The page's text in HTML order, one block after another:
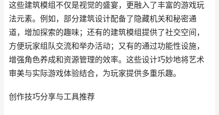
这些建筑模组不仅是视觉的盛宴，更融入了丰富的游戏玩
法元素。例如，部分建筑设计配备了隐藏机关和秘密通
道，增加探索的趣味；还有的建筑模组提供了社交空间，
方便玩家组队交流和举办活动；又有的通过功能性设施，
增强角色养成和资源管理的效率。这些设计巧妙地将艺术
审美与实际游戏体验结合，为玩家提供多重乐趣。
创作技巧分享与工具推荐